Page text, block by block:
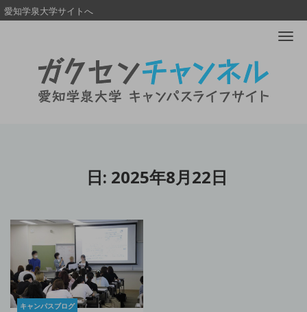
愛知学泉大学サイトへ
日: 2025年8月22日
キャンパスブログ